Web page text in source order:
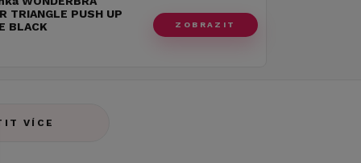
TRIANGLE PUSH UP
BLACK
ZOBRAZIT
VÍCE